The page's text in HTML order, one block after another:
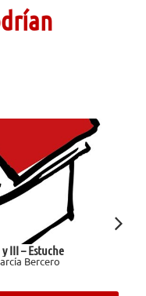
III – Estuche
Bercero